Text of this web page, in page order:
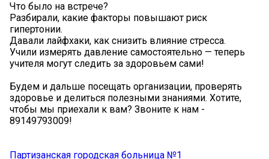
Что было на встрече?
Разбирали, какие факторы повышают риск
гипертонии.
Давали лайфхаки, как снизить влияние стресса.
Учили измерять давление самостоятельно — теперь
учителя могут следить за здоровьем сами!
Будем и дальше посещать организации, проверять
здоровье и делиться полезными знаниями. Хотите,
чтобы мы приехали к вам? Звоните к нам -
89149793009!
Партизанская городская больница №1